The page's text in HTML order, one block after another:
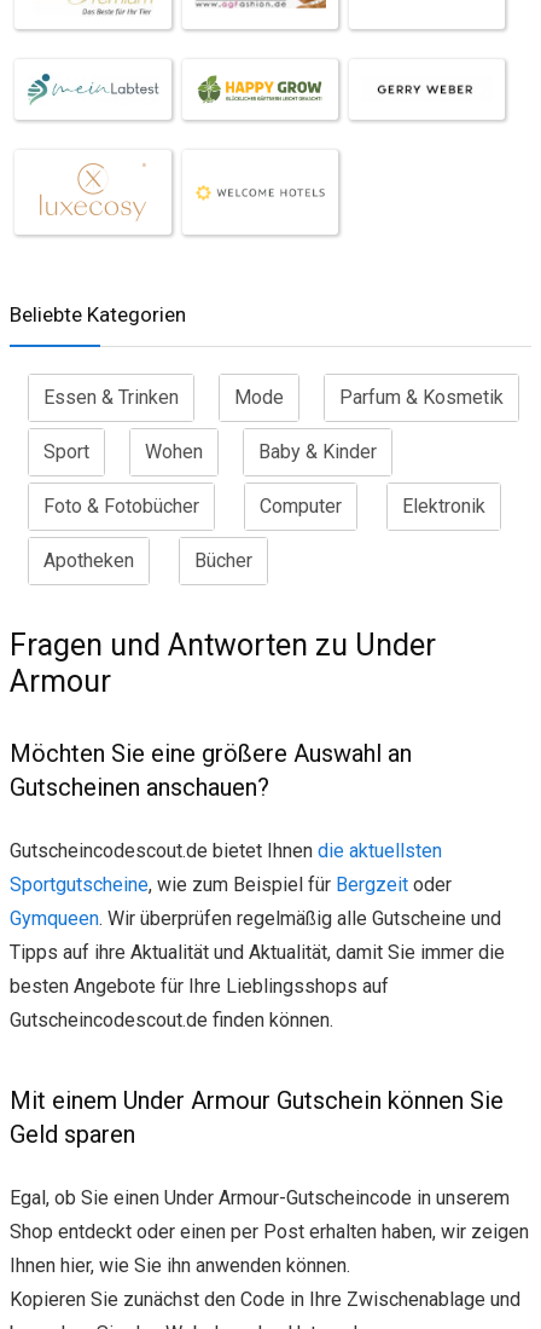
Beliebte Kategorien
Essen & Trinken Mode Parfum & Kosmetik
Sport Wohen Baby & Kinder
Foto & Fotobücher Computer Elektronik
Apotheken Bücher
Fragen und Antworten zu Under
Armour
Möchten Sie eine größere Auswahl an
Gutscheinen anschauen?
Gutscheincodescout.de bietet Ihnen die aktuellsten
Sportgutscheine, wie zum Beispiel für Bergzeit oder
Gymqueen. Wir überprüfen regelmäßig alle Gutscheine und
Tipps auf ihre Aktualität und Aktualität, damit Sie immer die
besten Angebote für Ihre Lieblingsshops auf
Gutscheincodescout.de finden können.
Mit einem Under Armour Gutschein können Sie
Geld sparen
Egal, ob Sie einen Under Armour-Gutscheincode in unserem
Shop entdeckt oder einen per Post erhalten haben, wir zeigen
Ihnen hier, wie Sie ihn anwenden können.
Kopieren Sie zunächst den Code in Ihre Zwischenablage und